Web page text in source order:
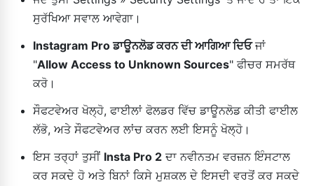
ਸੁਰੱਖਿਆ ਸਵਾਲ ਆਵੇਗਾ।
Instagram Pro ਡਾਊਨਲੋਡ ਕਰਨ ਦੀ ਆਗਿਆ ਦਿਓਜਾਂ
"Allow Access to Unknown Sources" ਫੀਚਰ ਸਮਰੱਥ
ਕਰੋ।
ਸੌਫਟਵੇਅਰ ਖੋਲ੍ਹੋ, ਫਾਈਲਾਂ ਫੋਲਡਰ ਵਿੱਚ ਡਾਊਨਲੋਡ ਕੀਤੀ ਫਾਈਲ
ਲੱਭੋ, ਅਤੇ ਸੌਫਟਵੇਅਰ ਲਾਂਚ ਕਰਨ ਲਈ ਇਸਨੂੰ ਖੋਲ੍ਹੋ।
ਇਸ ਤਰ੍ਹਾਂ ਤੁਸੀਂ Insta Pro 2 ਦਾ ਨਵੀਨਤਮ ਵਰਜ਼ਨ ਇੰਸਟਾਲ
ਕਰ ਸਕਦੇ ਹੋ ਅਤੇ ਬਿਨਾਂ ਕਿਸੇ ਮੁਸ਼ਕਲ ਦੇ ਇਸਦੀ ਵਰਤੋਂ ਕਰ ਸਕਦੇ